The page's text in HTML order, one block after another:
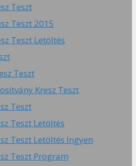
Teszt
Teszt 2015
Teszt Letöltés
Teszt
Kresz Teszt
Teszt
Teszt Letöltés
Teszt Letöltés Ingyen
Teszt Program